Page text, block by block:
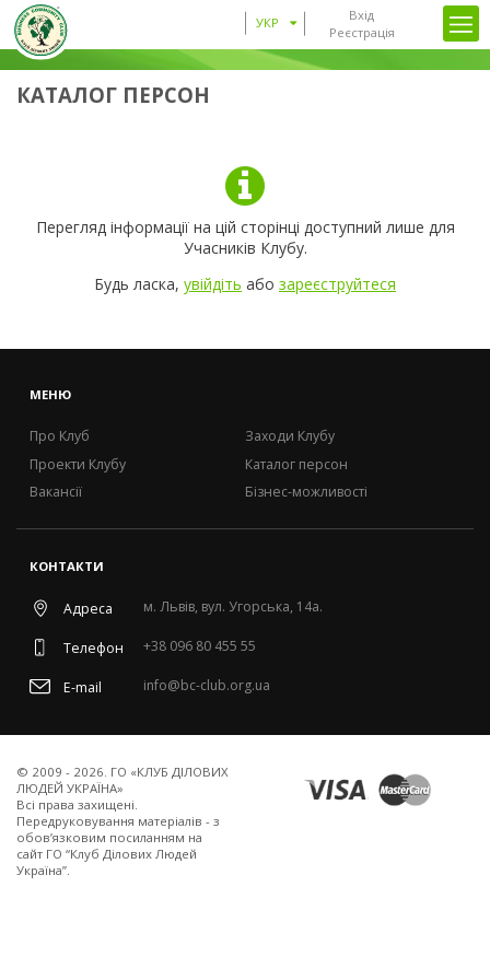
Вхід
Реєстрація
УКР
КАТАЛОГ ПЕРСОН
Перегляд інформації на цій сторінці доступний лише для
Учасників Клубу.
Будь ласка, увійдіть або зареєструйтеся
МЕНЮ
Про Клуб
Проекти Клубу
Вакансії
Заходи Клубу
Каталог персон
Бізнес-можливості
КОНТАКТИ
Адреса м. Львів, вул. Угорська, 14а.
Телефон +38 096 80 455 55
E-mail info@bc-club.org.ua
© 2009 - 2026. ГО «КЛУБ ДІЛОВИХ
ЛЮДЕЙ УКРАЇНА»
Всi права захищенi.
Передруковування матеріалів - з
обов’язковим посиланням на
сайт ГО “Клуб Ділових Людей
Україна”.